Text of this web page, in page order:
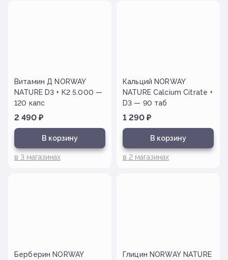
Витамин Д NORWAY
NATURE D3 + K2 5.000 —
120 капс
2 490 ₽
В корзину
в 3 магазинах
Кальций NORWAY
NATURE Calcium Citrate +
D3 — 90 таб
1 290 ₽
В корзину
в 2 магазинах
Берберин NORWAY
Глицин NORWAY NATURE